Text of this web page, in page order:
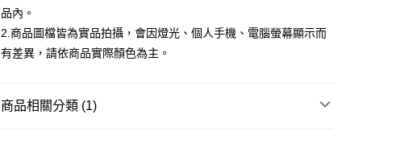
運送方式
全家取貨付款
付款後全家取貨
品內。
2.商品圖檔皆為實品拍攝，會因燈光、個人手機、電腦螢幕顯示而
有差異，請依商品實際顏色為主。
商品相關分類 (1)